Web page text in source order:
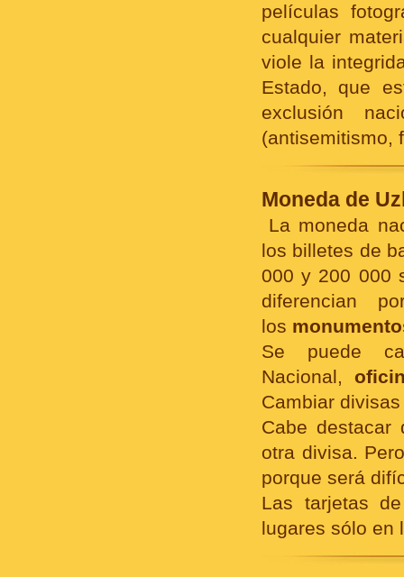
películas
cualquier
viole la
Estado, que
exclusión
(antisemitismo,
Moneda de
La moneda
los billetes de
000 y 200 000
diferencian
los
Se puede
Nacional,
Cambiar
Cabe destacar
otra divisa.
porque será
Las tarjetas
lugares sólo en